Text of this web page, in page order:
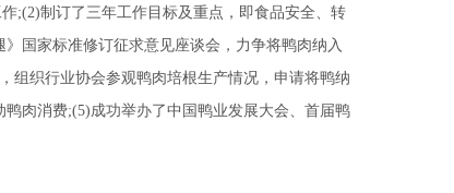
;(2)制订了三年工作目标及重点，即食品安全、转
国家标准修订征求意见座谈会，力争将鸭肉纳入
组织行业协会参观鸭肉培根生产情况，申请将鸭纳
肉消费;(5)成功举办了中国鸭业发展大会、首届鸭